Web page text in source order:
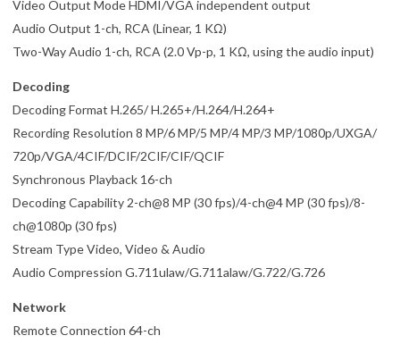
Video Output Mode HDMI/VGA independent output
Audio Output 1-ch, RCA (Linear, 1 KΩ)
Two-Way Audio 1-ch, RCA (2.0 Vp-p, 1 KΩ, using the audio input)
Decoding
Decoding Format H.265/ H.265+/H.264/H.264+
Recording Resolution 8 MP/6 MP/5 MP/4 MP/3 MP/1080p/UXGA/
720p/VGA/4CIF/DCIF/2CIF/CIF/QCIF
Synchronous Playback 16-ch
Decoding Capability 2-ch@8 MP (30 fps)/4-ch@4 MP (30 fps)/8-
ch@1080p (30 fps)
Stream Type Video, Video & Audio
Audio Compression G.711ulaw/G.711alaw/G.722/G.726
Network
Remote Connection 64-ch